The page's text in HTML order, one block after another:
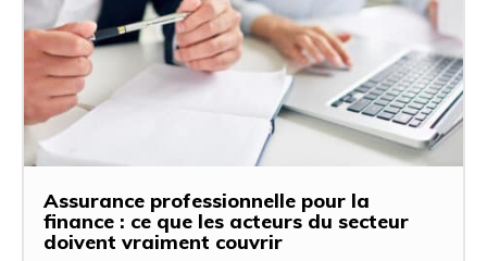
Assurance professionnelle pour la
finance : ce que les acteurs du secteur
doivent vraiment couvrir